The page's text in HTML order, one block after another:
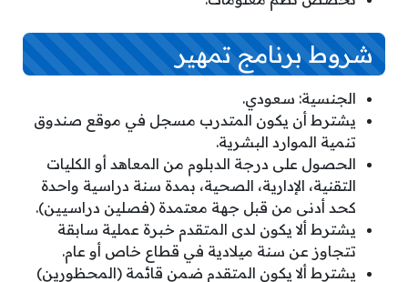
شروط برنامج تمهير
الجنسية: سعودي.
يشترط أن يكون المتدرب مسجل في موقع صندوق
تنمية الموارد البشرية.
الحصول على درجة الدبلوم من المعاهد أو الكليات
التقنية، الإدارية، الصحية، بمدة سنة دراسية واحدة
كحد أدنى من قبل جهة معتمدة (فصلين دراسيين).
يشترط ألا يكون لدى المتقدم خبرة عملية سابقة
تتجاوز عن سنة ميلادية في قطاع خاص أو عام.
يشترط ألا يكون المتقدم ضمن قائمة (المحظورين)